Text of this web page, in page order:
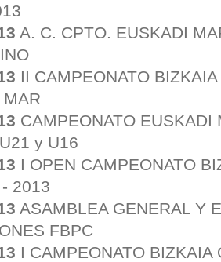
A. C. CPTO. EUSKADI
II CAMPEONATO
MAR
CAMPEONATO EUSKADI
y U16
I OPEN CAMPEONATO
2013
ASAMBLEA GENERAL Y
FBPC
I CAMPEONATO BIZKAIA